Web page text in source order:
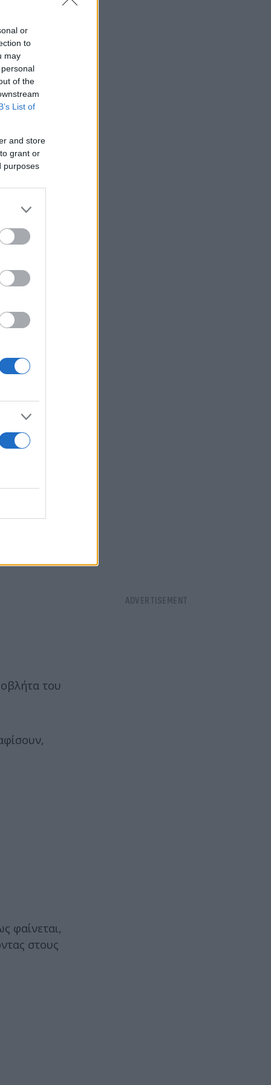
or
to
may
of the
List of
and store
grant or
purposes
από
του
φαίνεται,
στους